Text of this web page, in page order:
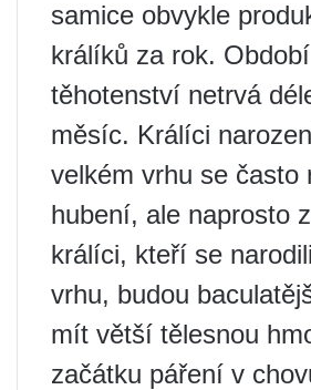
samice obvykle
králíků za rok. Období
těhotenství netrvá
měsíc. Králíci
velkém vrhu se často
hubení, ale naprosto
králíci, kteří se
vrhu, budou
mít větší tělesnou
začátku páření v